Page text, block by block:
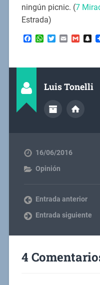
ningún picnic. (7
Estrada)
Facebook
WhatsApp
Twitter
EmailGmail
Luis Tonelli
16/06/2016
Opinión
Entrada anterior
Entrada siguiente
4